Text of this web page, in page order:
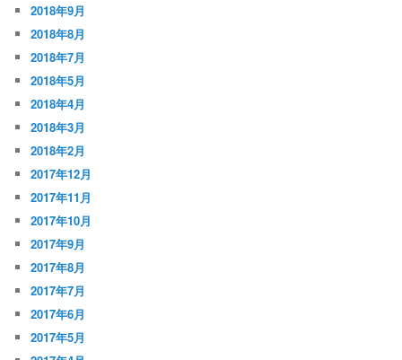
2018年9月
2018年8月
2018年7月
2018年5月
2018年4月
2018年3月
2018年2月
2017年12月
2017年11月
2017年10月
2017年9月
2017年8月
2017年7月
2017年6月
2017年5月